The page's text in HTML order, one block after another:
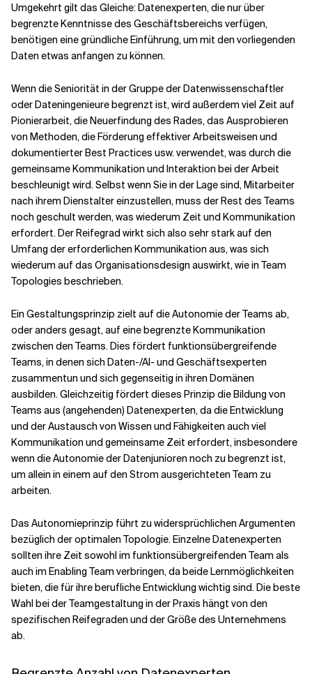
Umgekehrt gilt das Gleiche: Datenexperten, die nur über
begrenzte Kenntnisse des Geschäftsbereichs verfügen,
benötigen eine gründliche Einführung, um mit den vorliegenden
Daten etwas anfangen zu können.
Wenn die Seniorität in der Gruppe der Datenwissenschaftler
oder Dateningenieure begrenzt ist, wird außerdem viel Zeit auf
Pionierarbeit, die Neuerfindung des Rades, das Ausprobieren
von Methoden, die Förderung effektiver Arbeitsweisen und
dokumentierter Best Practices usw. verwendet, was durch die
gemeinsame Kommunikation und Interaktion bei der Arbeit
beschleunigt wird. Selbst wenn Sie in der Lage sind, Mitarbeiter
nach ihrem Dienstalter einzustellen, muss der Rest des Teams
noch geschult werden, was wiederum Zeit und Kommunikation
erfordert. Der Reifegrad wirkt sich also sehr stark auf den
Umfang der erforderlichen Kommunikation aus, was sich
wiederum auf das Organisationsdesign auswirkt, wie in Team
Topologies beschrieben.
Ein Gestaltungsprinzip zielt auf die Autonomie der Teams ab,
oder anders gesagt, auf eine begrenzte Kommunikation
zwischen den Teams. Dies fördert funktionsübergreifende
Teams, in denen sich Daten-/AI- und Geschäftsexperten
zusammentun und sich gegenseitig in ihren Domänen
ausbilden. Gleichzeitig fördert dieses Prinzip die Bildung von
Teams aus (angehenden) Datenexperten, da die Entwicklung
und der Austausch von Wissen und Fähigkeiten auch viel
Kommunikation und gemeinsame Zeit erfordert, insbesondere
wenn die Autonomie der Datenjunioren noch zu begrenzt ist,
um allein in einem auf den Strom ausgerichteten Team zu
arbeiten.
Das Autonomieprinzip führt zu widersprüchlichen Argumenten
bezüglich der optimalen Topologie. Einzelne Datenexperten
sollten ihre Zeit sowohl im funktionsübergreifenden Team als
auch im Enabling Team verbringen, da beide Lernmöglichkeiten
bieten, die für ihre berufliche Entwicklung wichtig sind. Die beste
Wahl bei der Teamgestaltung in der Praxis hängt von den
spezifischen Reifegraden und der Größe des Unternehmens
ab.